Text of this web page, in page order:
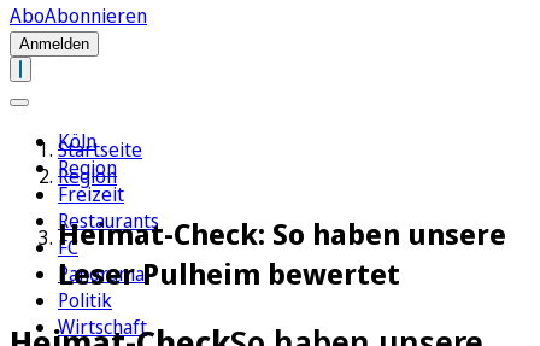
AboAbonnieren
Anmelden
Köln
Region
Freizeit
Restaurants
FC
Panorama
Politik
Wirtschaft
Startseite
Region
Heimat-Check: So haben unsere
Leser Pulheim bewertet